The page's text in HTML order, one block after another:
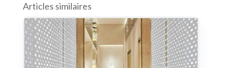
Articles similaires